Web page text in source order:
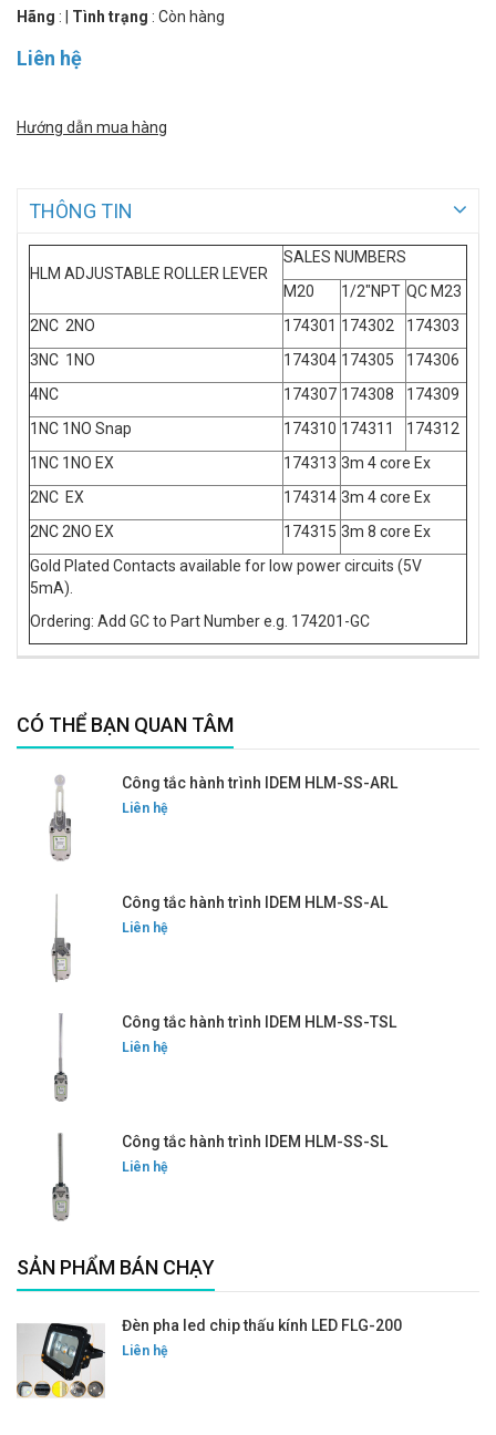
Hãng : Tình trạng : Còn hàng
Liên hệ
Hướng dẫn mua hàng
THÔNG TIN
HLM ADJUSTABLE ROLLER LEVER
SALES NUMBERS
M20
1/2"NPT QC M23
2NC 2NO
174301 174302
174303
3NC 1NO
174304 174305
174306
4NC
174307 174308
174309
1NC 1NO Snap
174310 174311
174312
1NC 1NO EX
174313 3m 4 core Ex
2NC EX
174314 3m 4 core Ex
2NC 2NO EX
174315 3m 8 core Ex
Gold Plated Contacts available for low power circuits (5V
5mA).
Ordering: Add GC to Part Number e.g. 174201-GC
CÓ THỂ BẠN QUAN TÂM
Công tắc hành trình IDEM HLM-SS-ARL
Liên hệ
Công tắc hành trình IDEM HLM-SS-AL
Liên hệ
Công tắc hành trình IDEM HLM-SS-TSL
Liên hệ
Công tắc hành trình IDEM HLM-SS-SL
Liên hệ
SẢN PHẨM BÁN CHẠY
Đèn pha led chip thấu kính LED FLG-200
Liên hệ